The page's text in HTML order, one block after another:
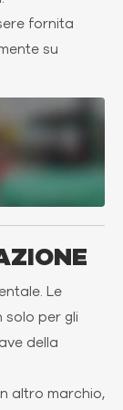
fornita
su
Le
solo per gli
della
altro marchio,